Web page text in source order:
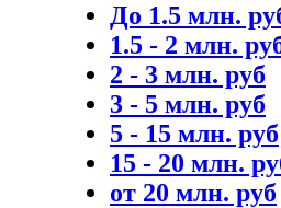
До 1.5 млн.
1.5 - 2 млн.
2 - 3 млн. руб
3 - 5 млн. руб
5 - 15 млн. руб
15 - 20 млн.
от 20 млн. руб